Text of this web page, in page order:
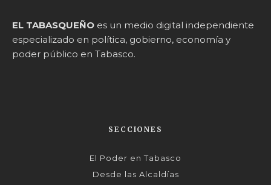
EL TABASQUEÑO es un medio digital independiente
especializado en política, gobierno, economía y
poder público en Tabasco.
SECCIONES
El Poder en Tabasco
Desde las Alcaldías